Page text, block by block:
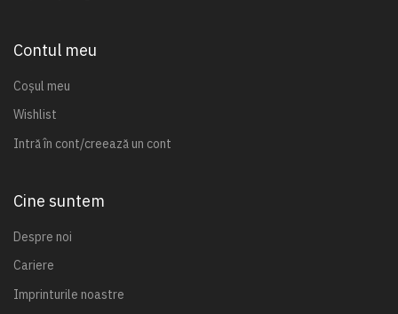
Contul meu
Coșul meu
Wishlist
Intră în cont/creează un cont
Cine suntem
Despre noi
Cariere
Imprinturile noastre